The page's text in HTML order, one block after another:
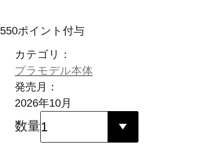
550ポイント付与
カテゴリ：
プラモデル本体
発売月：
2026年10月
数量